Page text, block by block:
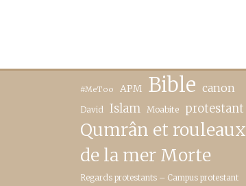
#MeToo APM Bible canon
David Islam Moabite protestant
Qumrân et rouleaux
de la mer Morte
Regards protestants – Campus protestant